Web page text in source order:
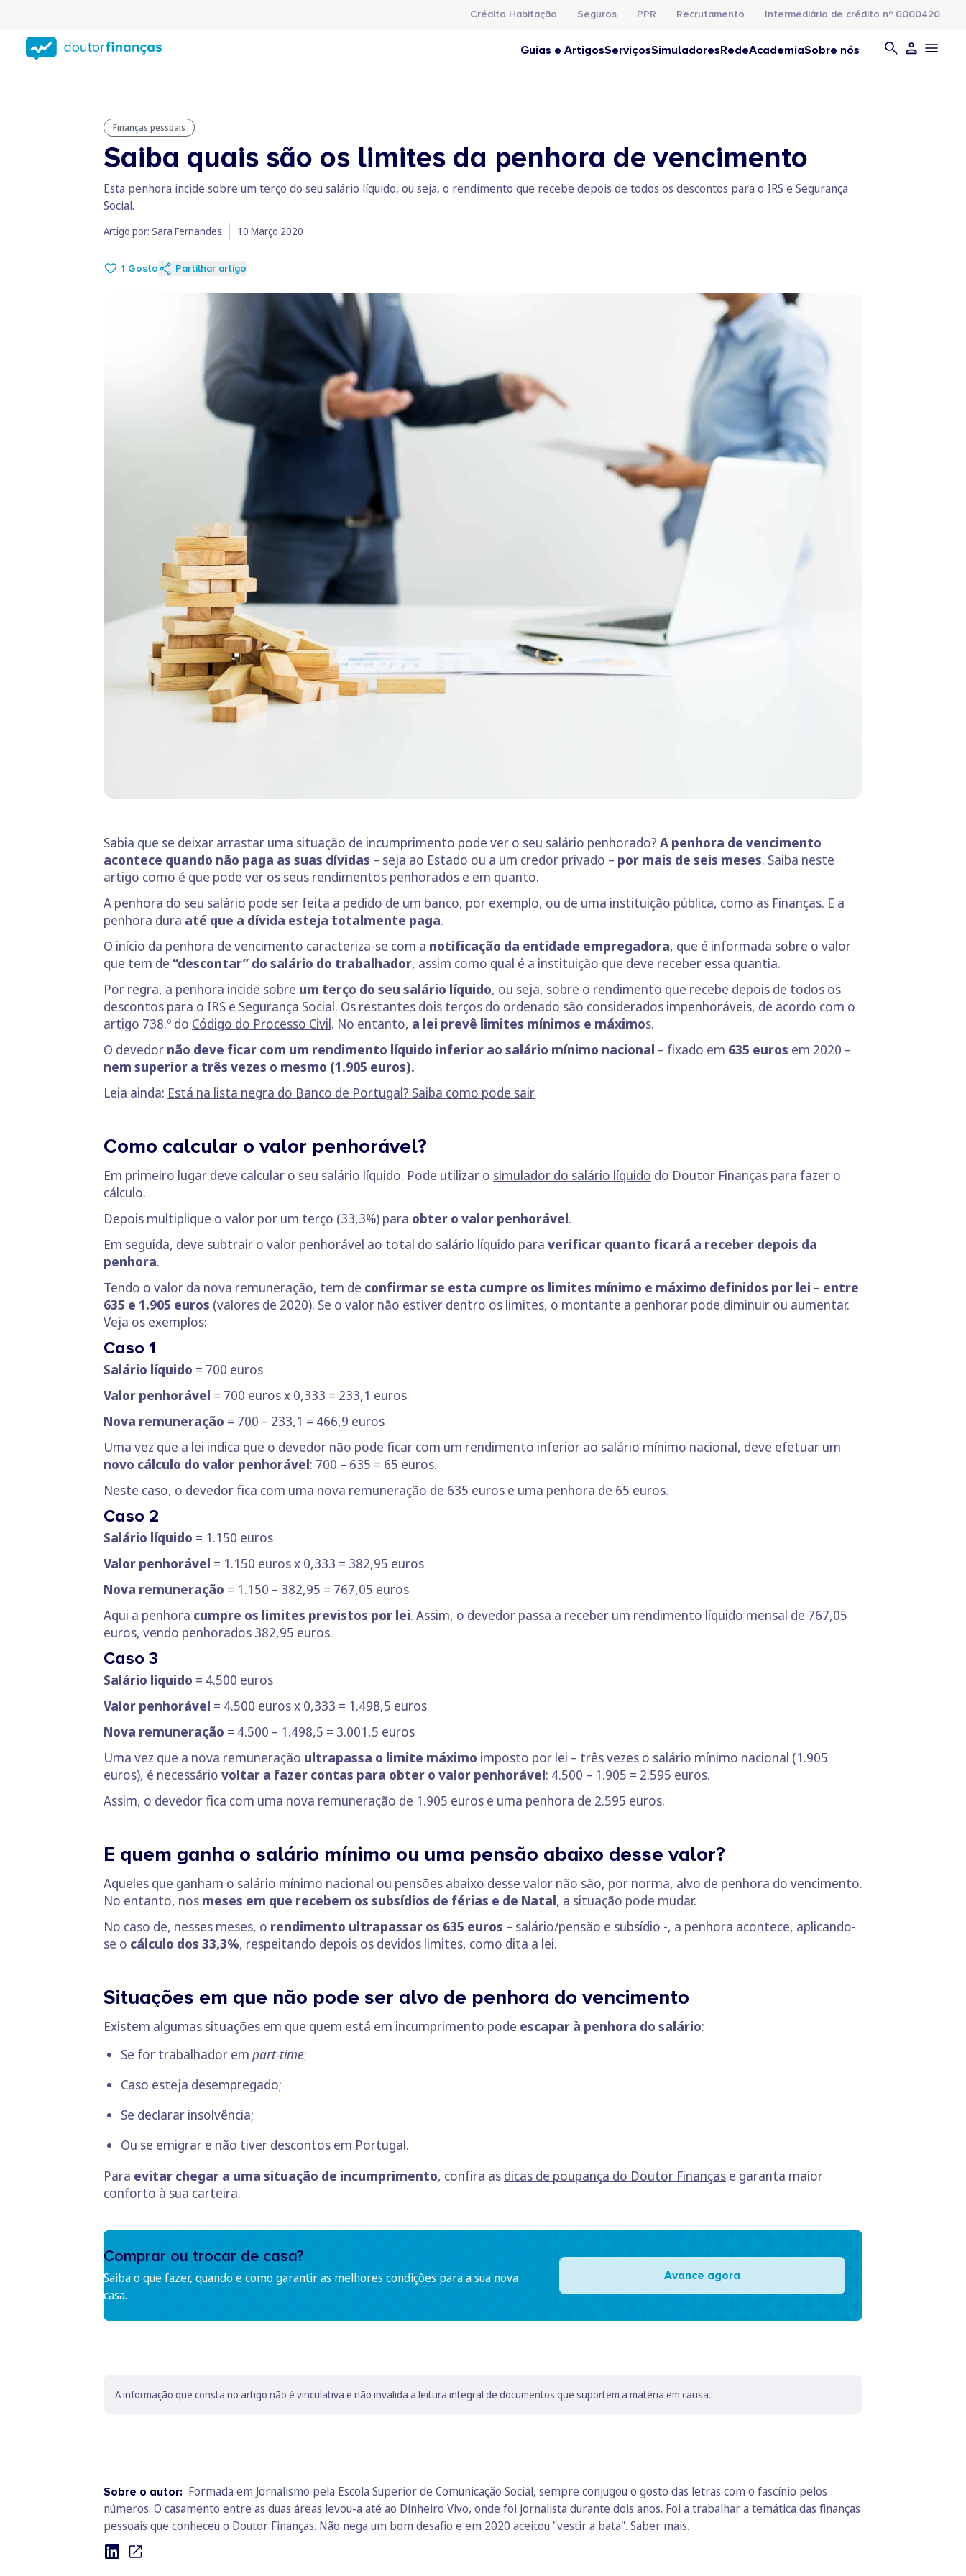
conteúdo
principal
Crédito Habitação Seguros PPR Recrutamento Intermediário de crédito nº 0000420
Guias e ArtigosServiçosSimuladoresRedeAcademiaSobre nós
Finanças pessoais
Saiba quais são os limites da penhora de vencimento
Esta penhora incide sobre um terço do seu salário líquido, ou seja, o rendimento que recebe depois de todos os descontos para o IRS e Segurança
Social.
Artigo por: Sara Fernandes 10 Março 2020
1 Gosto Partilhar artigo
Sabia que se deixar arrastar uma situação de incumprimento pode ver o seu salário penhorado? A penhora de vencimento
acontece quando não paga as suas dívidas – seja ao Estado ou a um credor privado – por mais de seis meses. Saiba neste
artigo como é que pode ver os seus rendimentos penhorados e em quanto.
A penhora do seu salário pode ser feita a pedido de um banco, por exemplo, ou de uma instituição pública, como as Finanças. E a
penhora dura até que a dívida esteja totalmente paga.
O início da penhora de vencimento caracteriza-se com a notificação da entidade empregadora, que é informada sobre o valor
que tem de “descontar” do salário do trabalhador, assim como qual é a instituição que deve receber essa quantia.
Por regra, a penhora incide sobre um terço do seu salário líquido, ou seja, sobre o rendimento que recebe depois de todos os
descontos para o IRS e Segurança Social. Os restantes dois terços do ordenado são considerados impenhoráveis, de acordo com o
artigo 738.º do Código do Processo Civil. No entanto, a lei prevê limites mínimos e máximos.
O devedor não deve ficar com um rendimento líquido inferior ao salário mínimo nacional – fixado em 635 euros em 2020 –
nem superior a três vezes o mesmo (1.905 euros).
Leia ainda: Está na lista negra do Banco de Portugal? Saiba como pode sair
Como calcular o valor penhorável?
Em primeiro lugar deve calcular o seu salário líquido. Pode utilizar o simulador do salário líquido do Doutor Finanças para fazer o
cálculo.
Depois multiplique o valor por um terço (33,3%) para obter o valor penhorável.
Em seguida, deve subtrair o valor penhorável ao total do salário líquido para verificar quanto ficará a receber depois da
penhora.
Tendo o valor da nova remuneração, tem de confirmar se esta cumpre os limites mínimo e máximo definidos por lei – entre
635 e 1.905 euros (valores de 2020). Se o valor não estiver dentro os limites, o montante a penhorar pode diminuir ou aumentar.
Veja os exemplos:
Caso 1
Salário líquido = 700 euros
Valor penhorável = 700 euros x 0,333 = 233,1 euros
Nova remuneração = 700 – 233,1 = 466,9 euros
Uma vez que a lei indica que o devedor não pode ficar com um rendimento inferior ao salário mínimo nacional, deve efetuar um
novo cálculo do valor penhorável: 700 – 635 = 65 euros.
Neste caso, o devedor fica com uma nova remuneração de 635 euros e uma penhora de 65 euros.
Caso 2
Salário líquido = 1.150 euros
Valor penhorável = 1.150 euros x 0,333 = 382,95 euros
Nova remuneração = 1.150 – 382,95 = 767,05 euros
Aqui a penhora cumpre os limites previstos por lei. Assim, o devedor passa a receber um rendimento líquido mensal de 767,05
euros, vendo penhorados 382,95 euros.
Caso 3
Salário líquido = 4.500 euros
Valor penhorável = 4.500 euros x 0,333 = 1.498,5 euros
Nova remuneração = 4.500 – 1.498,5 = 3.001,5 euros
Uma vez que a nova remuneração ultrapassa o limite máximo imposto por lei – três vezes o salário mínimo nacional (1.905
euros), é necessário voltar a fazer contas para obter o valor penhorável: 4.500 – 1.905 = 2.595 euros.
Assim, o devedor fica com uma nova remuneração de 1.905 euros e uma penhora de 2.595 euros.
E quem ganha o salário mínimo ou uma pensão abaixo desse valor?
Aqueles que ganham o salário mínimo nacional ou pensões abaixo desse valor não são, por norma, alvo de penhora do vencimento.
No entanto, nos meses em que recebem os subsídios de férias e de Natal, a situação pode mudar.
No caso de, nesses meses, o rendimento ultrapassar os 635 euros – salário/pensão e subsídio -, a penhora acontece, aplicando-
se o cálculo dos 33,3%, respeitando depois os devidos limites, como dita a lei.
Situações em que não pode ser alvo de penhora do vencimento
Existem algumas situações em que quem está em incumprimento pode escapar à penhora do salário:
Se for trabalhador em part-time;
Caso esteja desempregado;
Se declarar insolvência;
Ou se emigrar e não tiver descontos em Portugal.
Para evitar chegar a uma situação de incumprimento, confira as dicas de poupança do Doutor Finanças e garanta maior
conforto à sua carteira.
Comprar ou trocar de casa?
Saiba o que fazer, quando e como garantir as melhores condições para a sua nova
casa.
Avance agora
A informação que consta no artigo não é vinculativa e não invalida a leitura integral de documentos que suportem a matéria em causa.
Sobre o autor: Formada em Jornalismo pela Escola Superior de Comunicação Social, sempre conjugou o gosto das letras com o fascínio pelos
números. O casamento entre as duas áreas levou-a até ao Dinheiro Vivo, onde foi jornalista durante dois anos. Foi a trabalhar a temática das finanças
pessoais que conheceu o Doutor Finanças. Não nega um bom desafio e em 2020 aceitou "vestir a bata". Saber mais.